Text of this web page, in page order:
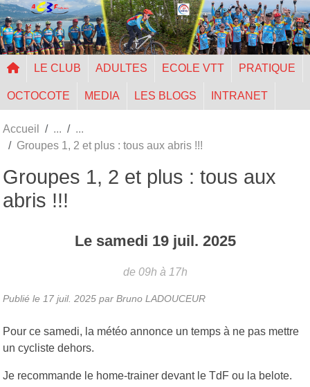
LE CLUB ADULTES ECOLE VTT PRATIQUE
OCTOCOTE MEDIA LES BLOGS INTRANET
Accueil
Groupes 1, 2 et plus : tous aux abris !!!
Groupes 1, 2 et plus : tous aux
abris !!!
Le samedi 19 juil. 2025
de 09h à 17h
Publié le 17 juil. 2025 par Bruno LADOUCEUR
Pour ce samedi, la météo annonce un temps à ne pas mettre
un cycliste dehors.
Je recommande le home-trainer devant le TdF ou la belote.
Panneau de gestion des cookies